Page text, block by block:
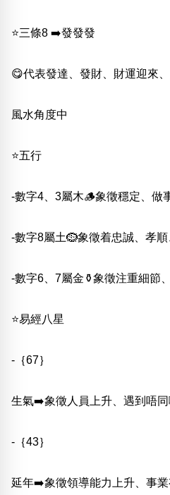
無5字
多8字
高級分類
幸運號分類
基本分類
次數分類
⭐️三條8 ➡️發發發
😋代表發達、發財、財運迎來
風水角度中
⭐️五行
-數字4、3屬木🪵象徵穩定、做
-數字8屬土🪹象徵着忠誠、孝
-數字6、7屬金⚱️象徵注重細節
⭐️易經八星
-｛67｝
生氣➡️象徵人員上升、遇到唔
-｛43｝
延年➡️象徵領導能力上升、事